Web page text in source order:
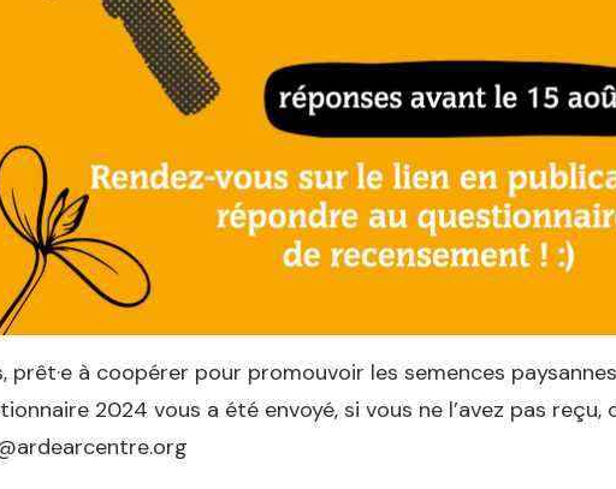
prêt·e à coopérer pour promouvoir les semences
2024 vous a été envoyé, si vous ne l’avez pas reçu,